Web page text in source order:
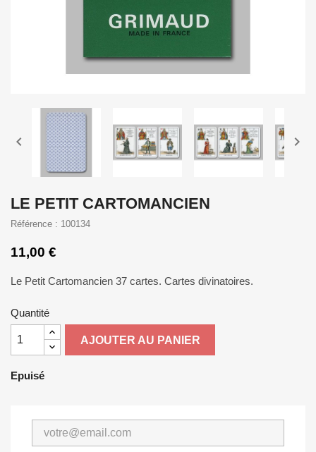
 
LE PETIT CARTOMANCIEN
Référence : 100134
11,00 €
Le Petit Cartomancien 37 cartes. Cartes divinatoires.
Quantité
AJOUTER AU PANIER
Epuisé